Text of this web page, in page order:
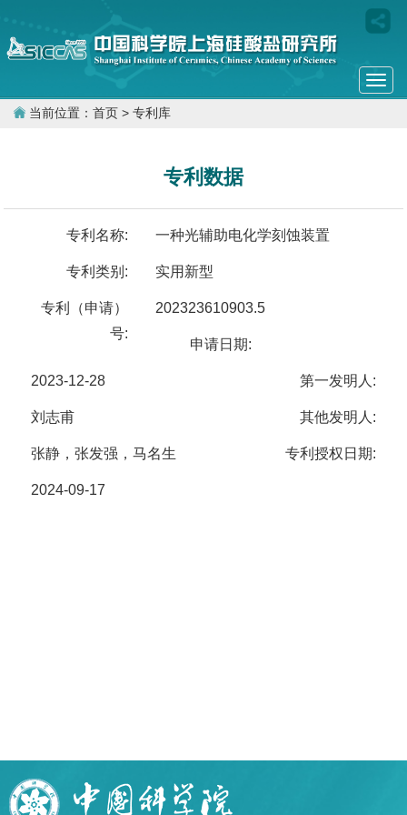
当前位置： 首页 > 专利库
专利数据
专利名称: 一种光辅助电化学刻蚀装置
专利类别: 实用新型
专利（申请）
号:
202323610903.5
申请日期:
2023-12-28 第一发明人:
刘志甫 其他发明人:
张静，张发强，马名生 专利授权日期:
2024-09-17